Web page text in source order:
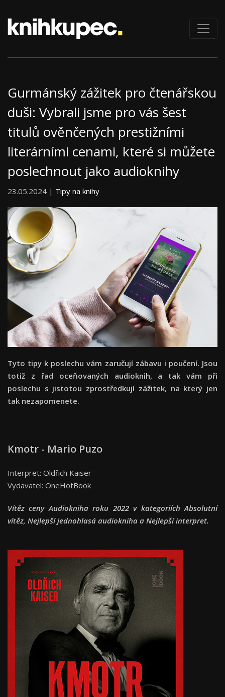
Gurmánský zážitek pro čtenářskou
duši: Vybrali jsme pro vás šest
titulů ověnčených prestižními
literárními cenami, které si můžete
poslechnout jako audioknihy
23.05.2024 | Tipy na knihy
Tyto tipy k poslechu vám zaručují zábavu i poučení. Jsou
totiž z řad oceňovaných audioknih, a tak vám při
poslechu s jistotou zprostředkují zážitek, na který jen
tak nezapomenete.
Kmotr - Mario Puzo
Interpret: Oldřich Kaiser
Vydavatel: OneHotBook
Vítěz ceny Audiokniha roku 2022 v kategoriích Absolutní
vítěz, Nejlepší jednohlasá audiokniha a Nejlepší interpret.